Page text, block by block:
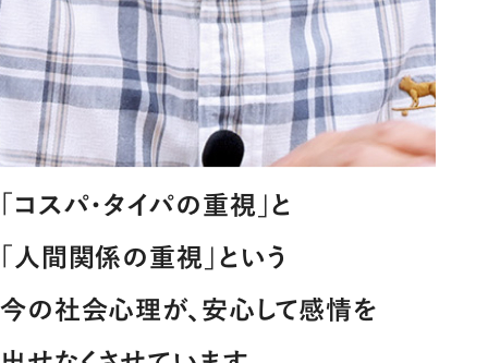
「コスパ･タイパの重視｣と
｢人間関係の重視｣という
今の社会心理が、安心して感情を